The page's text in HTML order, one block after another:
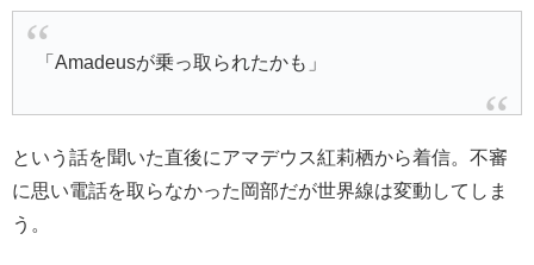
「Amadeusが乗っ取られたかも」
という話を聞いた直後にアマデウス紅莉栖から着信。不審
に思い電話を取らなかった岡部だが世界線は変動してしま
う。